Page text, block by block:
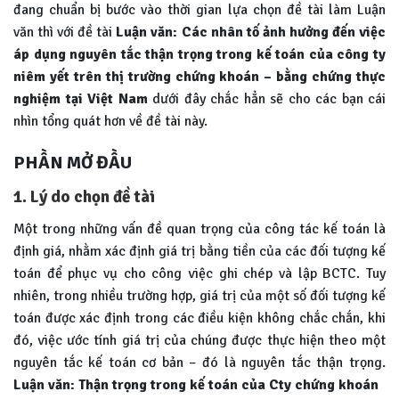
đang chuẩn bị bước vào thời gian lựa chọn đề tài làm Luận
văn thì với đề tài Luận văn: Các nhân tố ảnh hưởng đến việc
áp dụng nguyên tắc thận trọng trong kế toán của công ty
niêm yết trên thị trường chứng khoán – bằng chứng thực
nghiệm tại Việt Nam dưới đây chắc hẳn sẽ cho các bạn cái
nhìn tổng quát hơn về đề tài này.
PHẦN MỞ ĐẦU
1. Lý do chọn đề tài
Một trong những vấn đề quan trọng của công tác kế toán là
định giá, nhằm xác định giá trị bằng tiền của các đối tượng kế
toán để phục vụ cho công việc ghi chép và lập BCTC. Tuy
nhiên, trong nhiều trường hợp, giá trị của một số đối tượng kế
toán được xác định trong các điều kiện không chắc chắn, khi
đó, việc ước tính giá trị của chúng được thực hiện theo một
nguyên tắc kế toán cơ bản – đó là nguyên tắc thận trọng.
Luận văn: Thận trọng trong kế toán của Cty chứng khoán